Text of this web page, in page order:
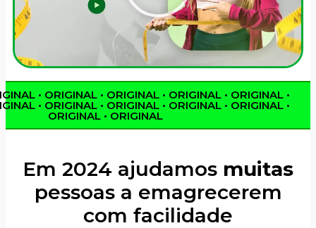
• ORIGINAL • ORIGINAL • ORIGINAL • ORIGINAL •
• ORIGINAL • ORIGINAL • ORIGINAL • ORIGINAL •
ORIGINAL • ORIGINAL
Em 2024 ajudamos muitas
pessoas a emagrecerem
com facilidade